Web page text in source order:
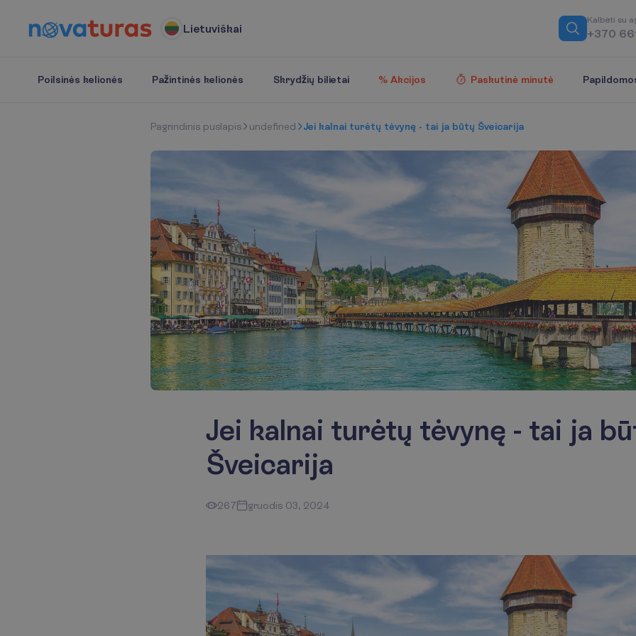
Lietuviškai
Kalbėti su a
+370
Poilsinės kelionės Pažintinės kelionės Skrydžių bilietai % Akcijos Paskutinė minutė
Pagrindinis puslapis undefined Jei kalnai turėtų tėvynę - tai ja būtų Šveicarija
Jei kalnai turėtų tėvynę - tai ja
Šveicarija
267 gruodis 03, 2024